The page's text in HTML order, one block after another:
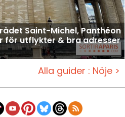
Saint-Michel, Panthéon
för utflykter & bra adresser
Alla guider : Nöje >